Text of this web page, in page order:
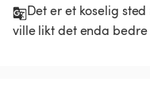
Det er et koselig
ville likt det enda